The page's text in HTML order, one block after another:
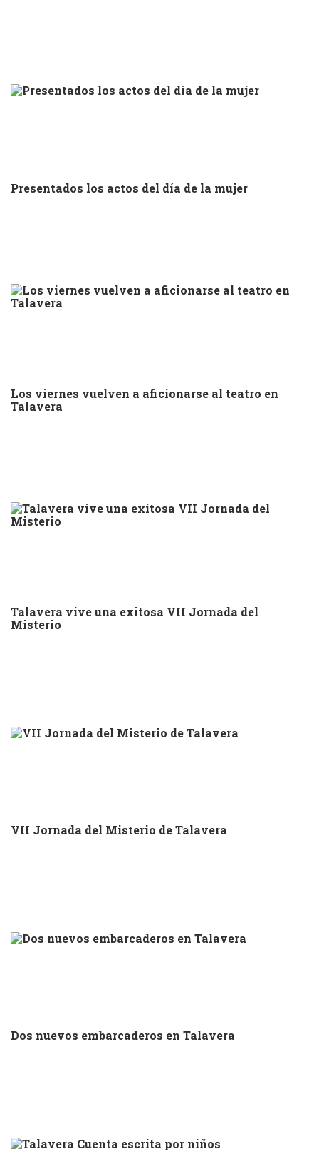
Presentados los actos del día de la mujer
Los viernes vuelven a aficionarse al teatro en
Talavera
Talavera vive una exitosa VII Jornada del
Misterio
VII Jornada del Misterio de Talavera
Dos nuevos embarcaderos en Talavera